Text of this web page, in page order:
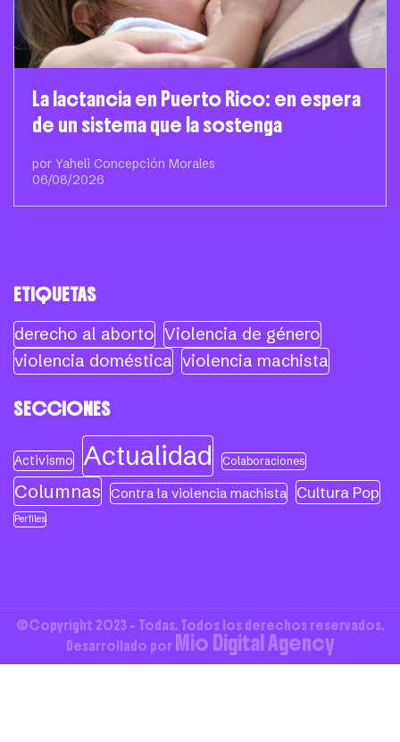
La lactancia en Puerto Rico: en espera
de un sistema que la sostenga
por Yaheli Concepción Morales
06/08/2026
ETIQUETAS
derecho al aborto Violencia de género
violencia doméstica violencia machista
SECCIONES
Activismo Actualidad Colaboraciones
Columnas Contra la violencia machista Cultura Pop
Perfiles
©Copyright 2023 - Todas. Todos los derechos reservados.
Desarrollado por Mio Digital Agency